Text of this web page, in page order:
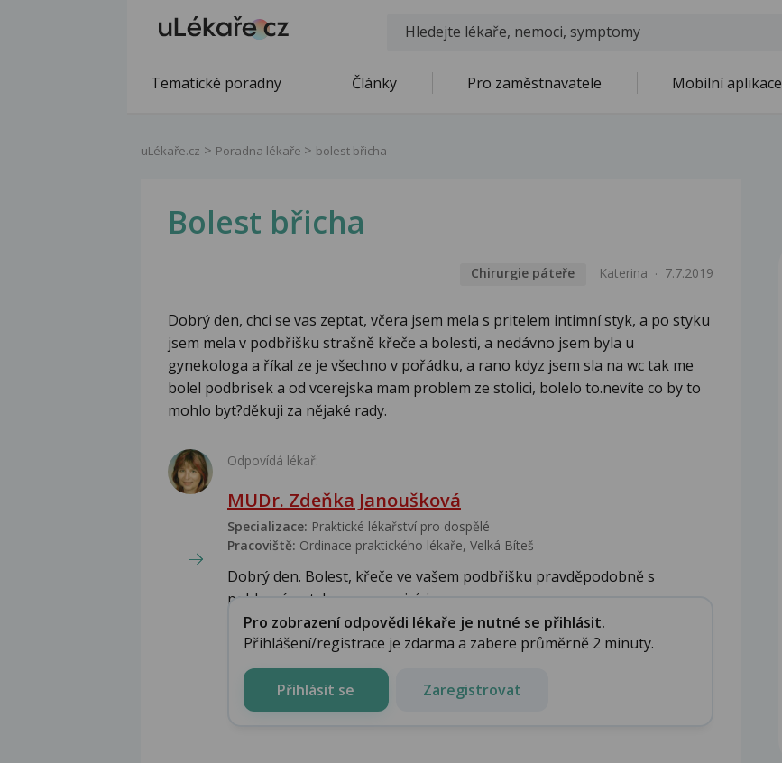
Tematické poradny Články Pro zaměstnavatele Mobilní aplikace
uLékaře.cz Poradna lékaře bolest břicha
Bolest břicha
Chirurgie páteře Katerina 7.7.2019
Dobrý den, chci se vas zeptat, včera jsem mela s pritelem intimní styk, a po styku
jsem mela v podbřišku strašně křeče a bolesti, a nedávno jsem byla u
gynekologa a říkal ze je všechno v pořádku, a rano kdyz jsem sla na wc tak me
bolel podbrisek a od vcerejska mam problem ze stolici, bolelo to.nevíte co by to
mohlo byt?děkuji za nějaké rady.
Odpovídá lékař:
MUDr. Zdeňka Janoušková
Specializace: Praktické lékařství pro dospělé
Pracoviště: Ordinace praktického lékaře, Velká Bíteš
Dobrý den. Bolest, křeče ve vašem podbřišku pravděpodobně s
pohlavním stykem nesouvisí, je...
Pro zobrazení odpovědi lékaře je nutné se přihlásit.
Přihlášení/registrace je zdarma a zabere průměrně 2 minuty.
Přihlásit se Zaregistrovat